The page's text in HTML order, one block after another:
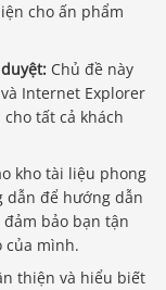
cho ấn phẩm
Chủ đề này
Internet Explorer
tất cả khách
kho tài liệu phong
dẫn để hướng dẫn
bảo bạn tận
của mình.
thiện và hiểu biết